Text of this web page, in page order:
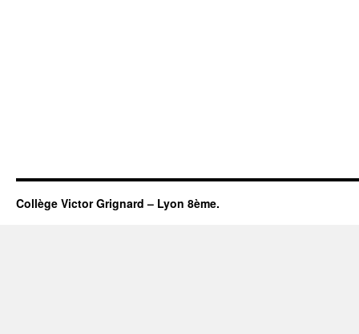
Collège Victor Grignard – Lyon 8ème.